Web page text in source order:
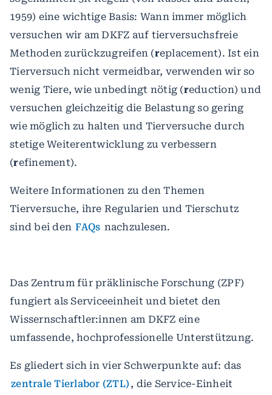
1959) eine wichtige Basis: Wann immer möglich
versuchen wir am DKFZ auf tierversuchsfreie
Methoden zurückzugreifen (replacement). Ist ein
Tierversuch nicht vermeidbar, verwenden wir so
wenig Tiere, wie unbedingt nötig (reduction) und
versuchen gleichzeitig die Belastung so gering
wie möglich zu halten und Tierversuche durch
stetige Weiterentwicklung zu verbessern
(refinement).
Weitere Informationen zu den Themen
Tierversuche, ihre Regularien und Tierschutz
sind bei den FAQs nachzulesen.
Das Zentrum für präklinische Forschung (ZPF)
fungiert als Serviceeinheit und bietet den
Wissernschaftler:innen am DKFZ eine
umfassende, hochprofessionelle Unterstützung.
Es gliedert sich in vier Schwerpunkte auf: das
zentrale Tierlabor (ZTL) , die Service-Einheit